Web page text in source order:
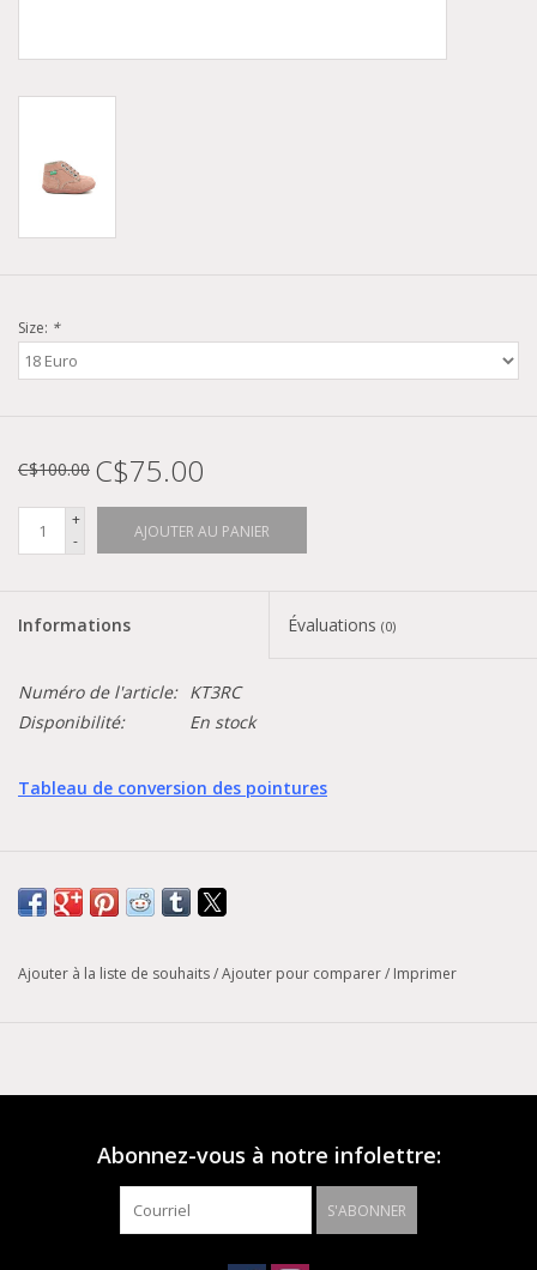
Size: *
C$100.00 C$75.00
+
-
AJOUTER AU PANIER
Informations Évaluations (0)
Numéro de l'article: KT3RC
Disponibilité:
En stock
Tableau de conversion des pointures
Ajouter à la liste de souhaits/Ajouter pour comparer/ Imprimer
Abonnez-vous à notre infolettre:
S'ABONNER